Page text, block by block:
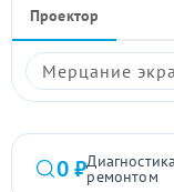
Проектор
Мерцание
0 ₽ремонтом